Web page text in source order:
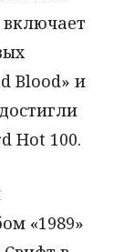
включает
Blood» и
Hot 100.
«1989»